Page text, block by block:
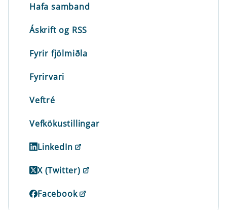
Hafa samband
Áskrift og RSS
Fyrir fjölmiðla
Fyrirvari
Veftré
Vefkökustillingar
LinkedIn
X (Twitter)
Facebook